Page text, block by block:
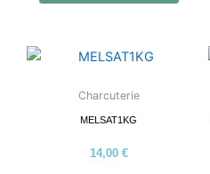
Charcuterie
MELSAT1KG
14,00 €